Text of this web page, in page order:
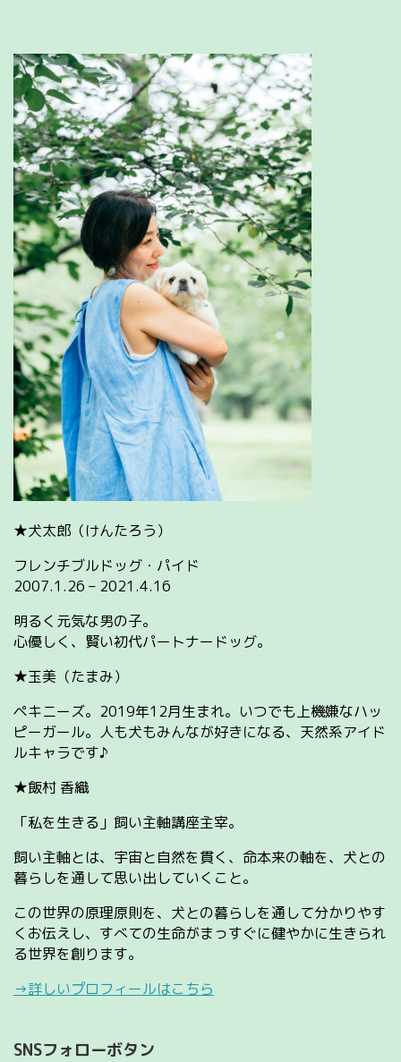
★犬太郎（けんたろう）
フレンチブルドッグ・パイド
2007.1.26 – 2021.4.16
明るく元気な男の子。
心優しく、賢い初代パートナードッグ。
★玉美（たまみ）
ペキニーズ。2019年12月生まれ。いつでも上機嫌なハッ
ピーガール。人も犬もみんなが好きになる、天然系アイド
ルキャラです♪
★飯村 香織
「私を生きる」飼い主軸講座主宰。
飼い主軸とは、宇宙と自然を貫く、命本来の軸を、犬との
暮らしを通して思い出していくこと。
この世界の原理原則を、犬との暮らしを通して分かりやす
くお伝えし、すべての生命がまっすぐに健やかに生きられ
る世界を創ります。
→詳しいプロフィールはこちら
SNSフォローボタン